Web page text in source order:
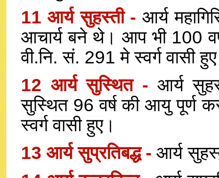
11 आर्य सुहस्ती - आर्य
आचार्य बने थे। आप भी 100
वी.नि. सं. 291 मे स्वर्ग वासी
12 आर्य सुस्थित - आर्य
सुस्थित 96 वर्ष की आयु पूर्ण
स्वर्ग वासी हुए।
13 आर्य सुप्रतिबद्ध - आर्य